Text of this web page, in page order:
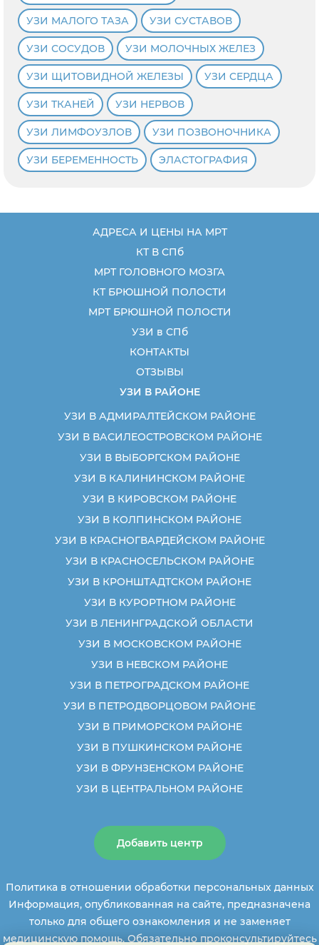
УЗИ МАЛОГО ТАЗА УЗИ СУСТАВОВ
УЗИ СОСУДОВ УЗИ МОЛОЧНЫХ ЖЕЛЕЗ
УЗИ ЩИТОВИДНОЙ ЖЕЛЕЗЫ УЗИ СЕРДЦА
УЗИ ТКАНЕЙ УЗИ НЕРВОВ
УЗИ ЛИМФОУЗЛОВ УЗИ ПОЗВОНОЧНИКА
УЗИ БЕРЕМЕННОСТЬ ЭЛАСТОГРАФИЯ
АДРЕСА И ЦЕНЫ НА МРТ
КТ В СПб
МРТ ГОЛОВНОГО МОЗГА
КТ БРЮШНОЙ ПОЛОСТИ
МРТ БРЮШНОЙ ПОЛОСТИ
УЗИ в СПб
КОНТАКТЫ
ОТЗЫВЫ
УЗИ В РАЙОНЕ
УЗИ В АДМИРАЛТЕЙСКОМ РАЙОНЕ
УЗИ В ВАСИЛЕОСТРОВСКОМ РАЙОНЕ
УЗИ В ВЫБОРГСКОМ РАЙОНЕ
УЗИ В КАЛИНИНСКОМ РАЙОНЕ
УЗИ В КИРОВСКОМ РАЙОНЕ
УЗИ В КОЛПИНСКОМ РАЙОНЕ
УЗИ В КРАСНОГВАРДЕЙСКОМ РАЙОНЕ
УЗИ В КРАСНОСЕЛЬСКОМ РАЙОНЕ
УЗИ В КРОНШТАДТСКОМ РАЙОНЕ
УЗИ В КУРОРТНОМ РАЙОНЕ
УЗИ В ЛЕНИНГРАДСКОЙ ОБЛАСТИ
УЗИ В МОСКОВСКОМ РАЙОНЕ
УЗИ В НЕВСКОМ РАЙОНЕ
УЗИ В ПЕТРОГРАДСКОМ РАЙОНЕ
УЗИ В ПЕТРОДВОРЦОВОМ РАЙОНЕ
УЗИ В ПРИМОРСКОМ РАЙОНЕ
УЗИ В ПУШКИНСКОМ РАЙОНЕ
УЗИ В ФРУНЗЕНСКОМ РАЙОНЕ
УЗИ В ЦЕНТРАЛЬНОМ РАЙОНЕ
Добавить центр
Политика в отношении обработки персональных данных
Информация, опубликованная на сайте, предназначена
только для общего ознакомления и не заменяет
медицинскую помощь. Обязательно проконсультируйтесь